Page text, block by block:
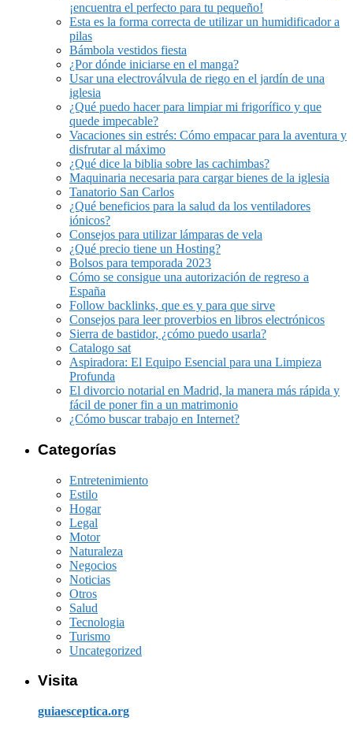
¡encuentra el perfecto para tu pequeño!
Esta es la forma correcta de utilizar un humidificador a
pilas
Bámbola vestidos fiesta
¿Por dónde iniciarse en el manga?
Usar una electroválvula de riego en el jardín de una
iglesia
¿Qué puedo hacer para limpiar mi frigorífico y que
quede impecable?
Vacaciones sin estrés: Cómo empacar para la aventura y
disfrutar al máximo
¿Qué dice la biblia sobre las cachimbas?
Maquinaria necesaria para cargar bienes de la iglesia
Tanatorio San Carlos
¿Qué beneficios para la salud da los ventiladores
iónicos?
Consejos para utilizar lámparas de vela
¿Qué precio tiene un Hosting?
Bolsos para temporada 2023
Cómo se consigue una autorización de regreso a
España
Follow backlinks, que es y para que sirve
Consejos para leer proverbios en libros electrónicos
Sierra de bastidor, ¿cómo puedo usarla?
Catalogo sat
Aspiradora: El Equipo Esencial para una Limpieza
Profunda
El divorcio notarial en Madrid, la manera más rápida y
fácil de poner fin a un matrimonio
¿Cómo buscar trabajo en Internet?
Categorías
Entretenimiento
Estilo
Hogar
Legal
Motor
Naturaleza
Negocios
Noticias
Otros
Salud
Tecnologia
Turismo
Uncategorized
Visita
guiaesceptica.org